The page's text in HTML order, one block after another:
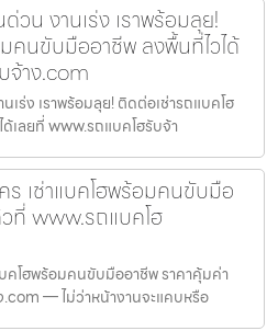
วน งานเร่ง เราพร้อมลุย!
คนขับมืออาชีพ ลงพื้นที่ไวได้
จ้าง.com
เร่ง เราพร้อมลุย! ติดต่อเช่ารถแบคโฮ
ลยที่ www.รถแบคโฮรับจ้า
ร เช่าแบคโฮพร้อมคนขับมือ
ที่ www.รถแบคโฮ
คโฮพร้อมคนขับมืออาชีพ ราคาคุ้มค่า
— ไม่ว่าหน้างานจะแคบหรือ